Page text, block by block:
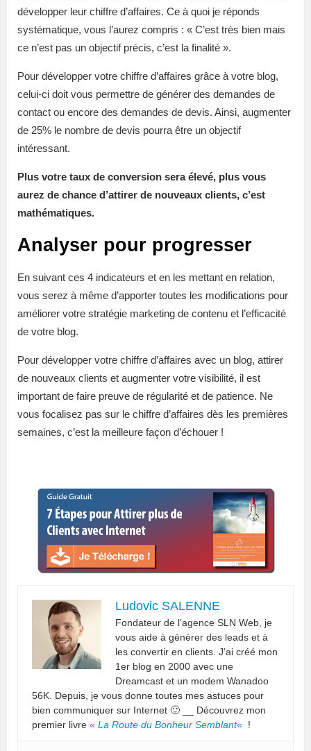
développer leur chiffre d’affaires. Ce à quoi je réponds
systématique, vous l’aurez compris : « C’est très bien mais
ce n’est pas un objectif précis, c’est la finalité ».
Pour développer votre chiffre d’affaires grâce à votre blog,
celui-ci doit vous permettre de générer des demandes de
contact ou encore des demandes de devis. Ainsi, augmenter
de 25% le nombre de devis pourra être un objectif
intéressant.
Plus votre taux de conversion sera élevé, plus vous
aurez de chance d’attirer de nouveaux clients, c’est
mathématiques.
Analyser pour progresser
En suivant ces 4 indicateurs et en les mettant en relation,
vous serez à même d’apporter toutes les modifications pour
améliorer votre stratégie marketing de contenu et l’efficacité
de votre blog.
Pour développer votre chiffre d’affaires avec un blog, attirer
de nouveaux clients et augmenter votre visibilité, il est
important de faire preuve de régularité et de patience. Ne
vous focalisez pas sur le chiffre d’affaires dès les premières
semaines, c’est la meilleure façon d’échouer !
Ludovic SALENNE
Fondateur de l’agence SLN Web, je
vous aide à générer des leads et à
les convertir en clients. J’ai créé mon
1er blog en 2000 avec une
Dreamcast et un modem Wanadoo
56K. Depuis, je vous donne toutes mes astuces pour
bien communiquer sur Internet 🙂 __ Découvrez mon
premier livre « La Route du Bonheur Semblant« !